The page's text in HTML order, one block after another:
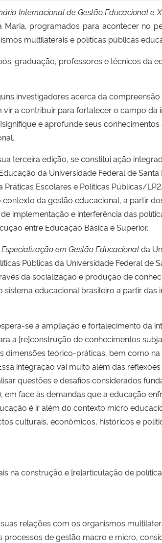
Internacional de Gestão Educacional e
Maria, programados para acontecer no
multilaterais e políticas públicas
graduação, professores e técnicos da
investigadores acerca da
a contribuir para fortalecer o campo da
e aprofunde seus conhecimentos
terceira edição, se constitui ação
da Universidade Federal de Santa
Escolares e Políticas Públicas/
da gestão educacional, a partir
implementação e interferência das
entre Educação Básica e Superior.
em Gestão Educacionalda
Públicas da Universidade Federal de
da socialização e produção de
educacional brasileiro a partir das
se a ampliação e fortalecimento da
a [re]construção de conhecimentos
dimensões teórico-práticas, bem como
integração vai muito além das
questões e desafios considerados
face às demandas que a educação
é ir além do contexto micro
culturais, econômicos, históricos e
na construção e [re]articulação de
relações com os organismos
processos de gestão macro e micro,